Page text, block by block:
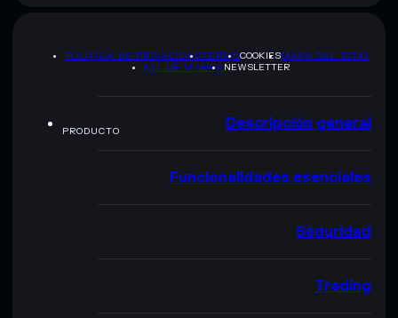
POLÍTICA DE PRIVACIDADTERMSCOOKIESMAPA DEL SITIO
KIT DE MARCA NEWSLETTER
PRODUCTO Descripción general
Funcionalidades esenciales
Seguridad
Trading